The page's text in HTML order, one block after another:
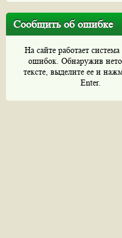
Сообщить об ошибке
На сайте работает
ошибок. Обнаружив
тексте, выделите ее и
Enter.